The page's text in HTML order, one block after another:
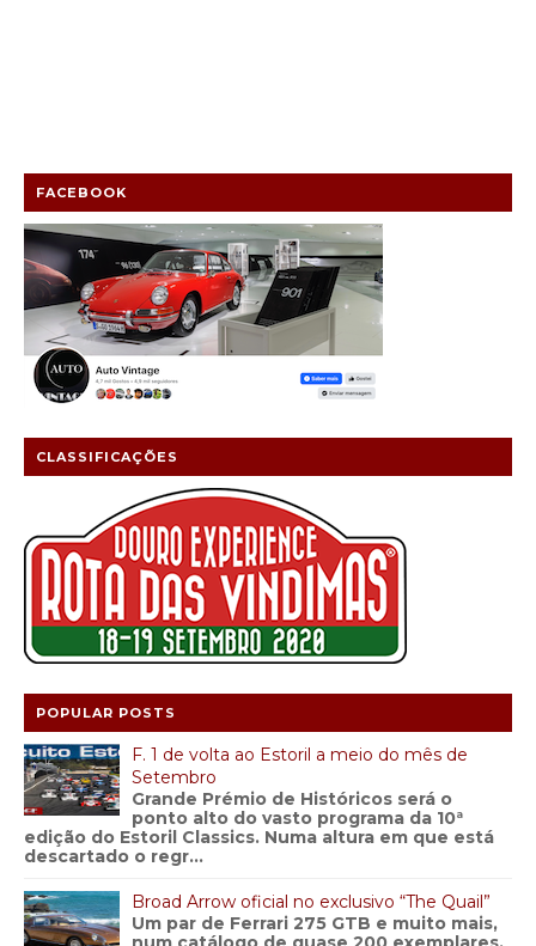
FACEBOOK
CLASSIFICAÇÕES
POPULAR POSTS
F. 1 de volta ao Estoril a meio do mês de
Setembro
Grande Prémio de Históricos será o
ponto alto do vasto programa da 10ª
edição do Estoril Classics. Numa altura em que está
descartado o regr...
Broad Arrow oficial no exclusivo “The Quail”
Um par de Ferrari 275 GTB e muito mais,